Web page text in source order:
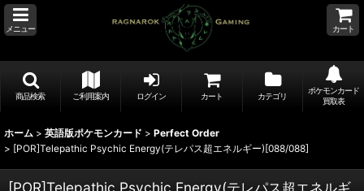
メニュー カート
商品検索 ご利用案内 ログイン カート カテゴリ
ポケモンカード
買取表
ホーム > 英語版ポケモンカード > Perfect Order
> [POR]Telepathic Psychic Energy(テレパス超エネルギー)[088/088]
[POR]Telepathic Psychic Energy(テレパス超エネルギ